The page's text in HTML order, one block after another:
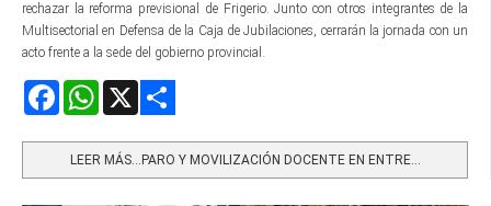
rechazar la reforma previsional de Frigerio. Junto con otros integrantes de la
Multisectorial en Defensa de la Caja de Jubilaciones, cerrarán la jornada con un
acto frente a la sede del gobierno provincial.
FacebookWhatsApp
LEER MÁS…PARO Y MOVILIZACIÓN DOCENTE EN ENTRE...